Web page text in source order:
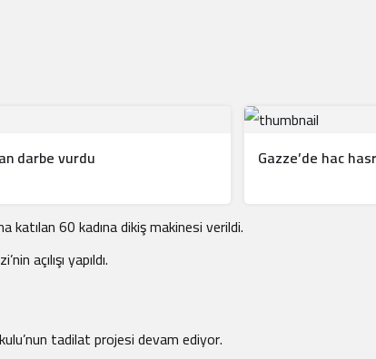
darbe vurdu Gazze’de hac
katılan 60 kadına dikiş makinesi verildi.
açılışı yapıldı.
tadilat projesi devam ediyor.